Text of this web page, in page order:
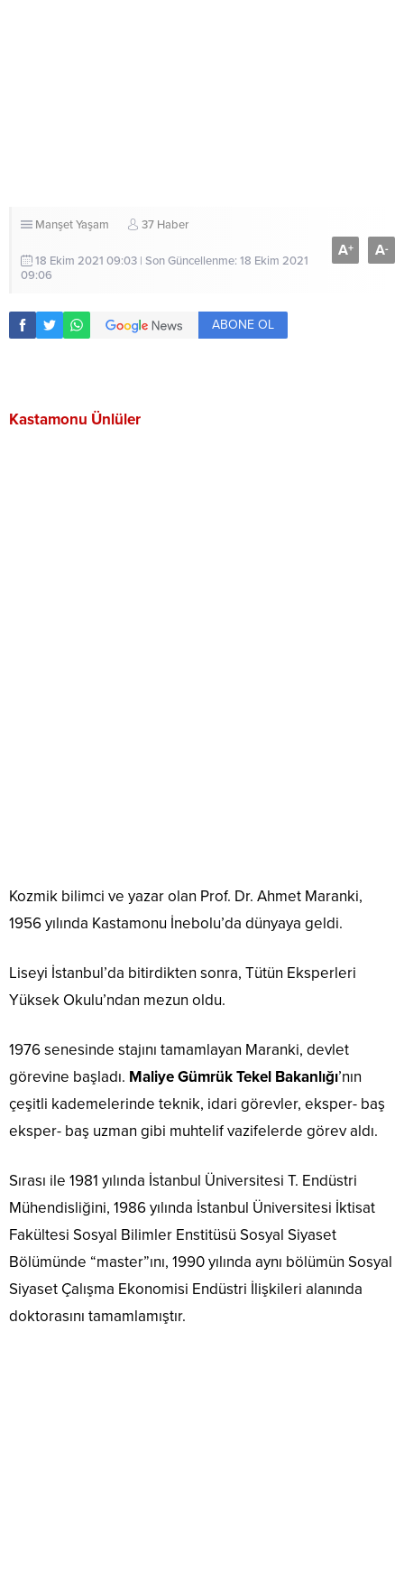
ManşetYaşam 37 Haber
18 Ekim 2021 09:03 | Son Güncellenme: 18 Ekim 2021
09:06
A+ A-
ABONE OL
Kastamonu Ünlüler
Kozmik bilimci ve yazar olan Prof. Dr. Ahmet Maranki,
1956 yılında Kastamonu İnebolu’da dünyaya geldi.
Liseyi İstanbul’da bitirdikten sonra, Tütün Eksperleri
Yüksek Okulu’ndan mezun oldu.
1976 senesinde stajını tamamlayan Maranki, devlet
görevine başladı. Maliye Gümrük Tekel Bakanlığı’nın
çeşitli kademelerinde teknik, idari görevler, eksper- baş
eksper- baş uzman gibi muhtelif vazifelerde görev aldı.
Sırası ile 1981 yılında İstanbul Üniversitesi T. Endüstri
Mühendisliğini, 1986 yılında İstanbul Üniversitesi İktisat
Fakültesi Sosyal Bilimler Enstitüsü Sosyal Siyaset
Bölümünde “master”ını, 1990 yılında aynı bölümün Sosyal
Siyaset Çalışma Ekonomisi Endüstri İlişkileri alanında
doktorasını tamamlamıştır.